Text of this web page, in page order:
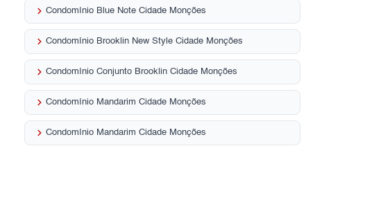
keyboard_arrow_rightCondomínio Blue Note Cidade Monções
keyboard_arrow_rightCondomínio Brooklin New Style Cidade Monções
keyboard_arrow_rightCondomínio Conjunto Brooklin Cidade Monções
keyboard_arrow_rightCondomínio Mandarim Cidade Monções
keyboard_arrow_rightCondomínio Mandarim Cidade Monções